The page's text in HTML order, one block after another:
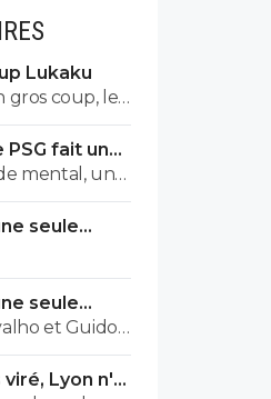
Lukaku
gros coup, le
PSG fait une
mental, un
plus grave
seule
seule
et Guido
a bien
le raccourci.
viré, Lyon n'a